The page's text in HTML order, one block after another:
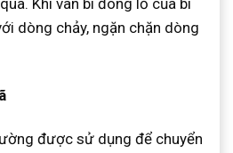
dòng chảy, ngặn chặn dòng
được sử dụng để chuyển